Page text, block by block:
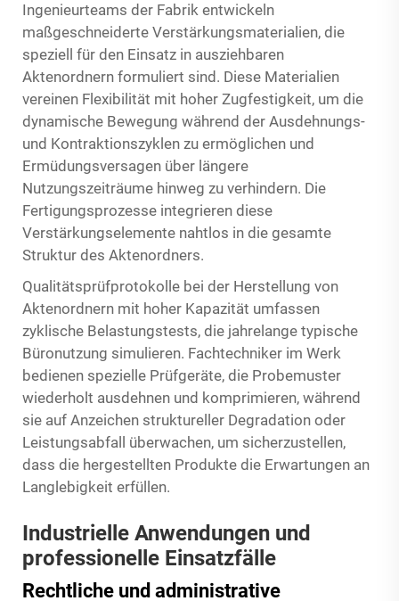
Ingenieurteams der Fabrik entwickeln
maßgeschneiderte Verstärkungsmaterialien, die
speziell für den Einsatz in ausziehbaren
Aktenordnern formuliert sind. Diese Materialien
vereinen Flexibilität mit hoher Zugfestigkeit, um die
dynamische Bewegung während der Ausdehnungs-
und Kontraktionszyklen zu ermöglichen und
Ermüdungsversagen über längere
Nutzungszeiträume hinweg zu verhindern. Die
Fertigungsprozesse integrieren diese
Verstärkungselemente nahtlos in die gesamte
Struktur des Aktenordners.
Qualitätsprüfprotokolle bei der Herstellung von
Aktenordnern mit hoher Kapazität umfassen
zyklische Belastungstests, die jahrelange typische
Büronutzung simulieren. Fachtechniker im Werk
bedienen spezielle Prüfgeräte, die Probemuster
wiederholt ausdehnen und komprimieren, während
sie auf Anzeichen struktureller Degradation oder
Leistungsabfall überwachen, um sicherzustellen,
dass die hergestellten Produkte die Erwartungen an
Langlebigkeit erfüllen.
Industrielle Anwendungen und
professionelle Einsatzfälle
Rechtliche und administrative